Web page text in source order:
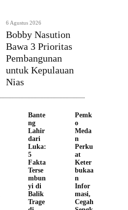
6 Agustus 2026
Bobby Nasution
Bawa 3 Prioritas
Pembangunan
untuk Kepulauan
Nias
Bante
ng
Lahir
dari
Luka:
5
Fakta
Terse
mbun
yi di
Balik
Trage
Pemk
o
Meda
n
Perku
at
Keter
bukaa
n
Infor
masi,
Cegah